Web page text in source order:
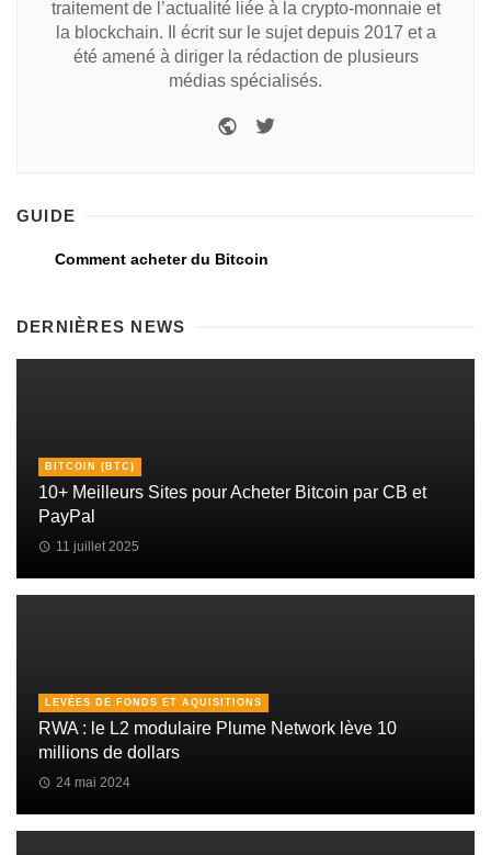
traitement de l’actualité liée à la crypto-monnaie et
la blockchain. Il écrit sur le sujet depuis 2017 et a
été amené à diriger la rédaction de plusieurs
médias spécialisés.
GUIDE
Comment acheter du Bitcoin
DERNIÈRES NEWS
BITCOIN (BTC)
10+ Meilleurs Sites pour Acheter Bitcoin par CB et
PayPal
11 juillet 2025
LEVÉES DE FONDS ET AQUISITIONS
RWA : le L2 modulaire Plume Network lève 10
millions de dollars
24 mai 2024